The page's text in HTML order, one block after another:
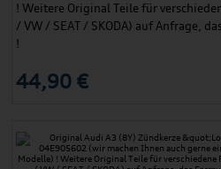
! Weitere Original Teile für
/ VW / SEAT / SKODA) auf Anfrage,
!
44,90 €